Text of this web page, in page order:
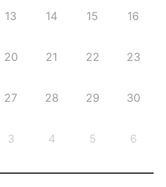
13 14 15 16
20 21 22 23
27 28 29 30
3 4 5 6